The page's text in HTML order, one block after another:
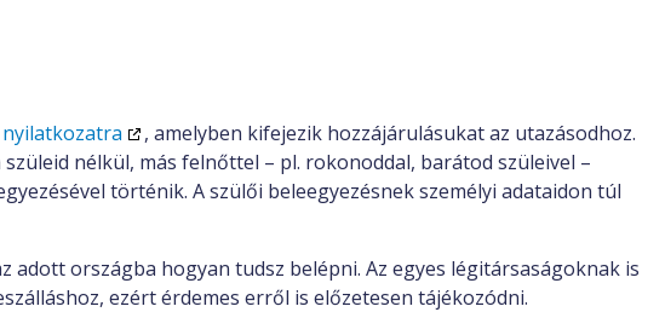
, amelyben kifejezik hozzájárulásukat az utazásodhoz.
nélkül, más felnőttel – pl. rokonoddal, barátod szüleivel –
történik. A szülői beleegyezésnek személyi adataidon túl
országba hogyan tudsz belépni. Az egyes légitársaságoknak is
ezért érdemes erről is előzetesen tájékozódni.